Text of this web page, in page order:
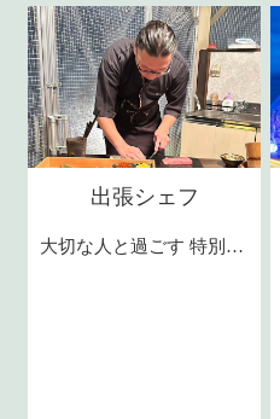
出張シェフ
大切な人と過ごす 特別…